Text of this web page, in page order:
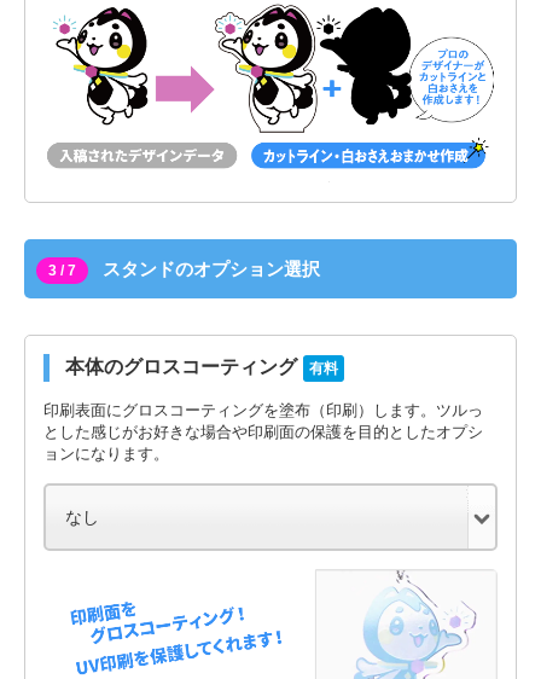
3 / 7 スタンドのオプション選択
本体のグロスコーティング 有料
印刷表面にグロスコーティングを塗布（印刷）します。ツルっ
とした感じがお好きな場合や印刷面の保護を目的としたオプシ
ョンになります。